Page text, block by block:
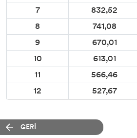
7
832,52
8
741,08
9
670,01
10
613,01
11
566,46
12
527,67
GERİ